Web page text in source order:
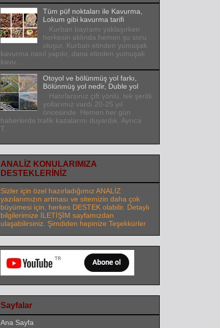
Tüm püf noktaları ile Kavurma,
Lokum gibi kavurma tarifi
Kurban bayramı yaklaşırken
herkesin aklında hemen şu soru
oluşur. Kurban etinden yumuşak
kavurma nasıl yapılır, dana etinden yumuşak
kavu...
Otoyol ve bölünmüş yol farkı,
Bölünmüş yol nedir, Duble yol
Hatırlarsınız çift yönlü, tek şeritli
yollarımız vardı 20-25 yıl
öncesinde. Hemen her gün
haberlerde trafik kazalarını duyardık. Ayrıca
T...
ANALİZ KONULARIMIZA
DESTEKLERİNİZ
Sizler için özel hazırladığımız ANALİZ
yazılarımızın artması ve sitemizin daha çok
büyümesi için, herkes DESTEK olabilir. Detaylı
bilgilerimize İLETİŞİM sayfamızdan
ulaşabilirsiniz. Şimdiden hepinize Teşekkürler
Sayfalar
Ana Sayfa